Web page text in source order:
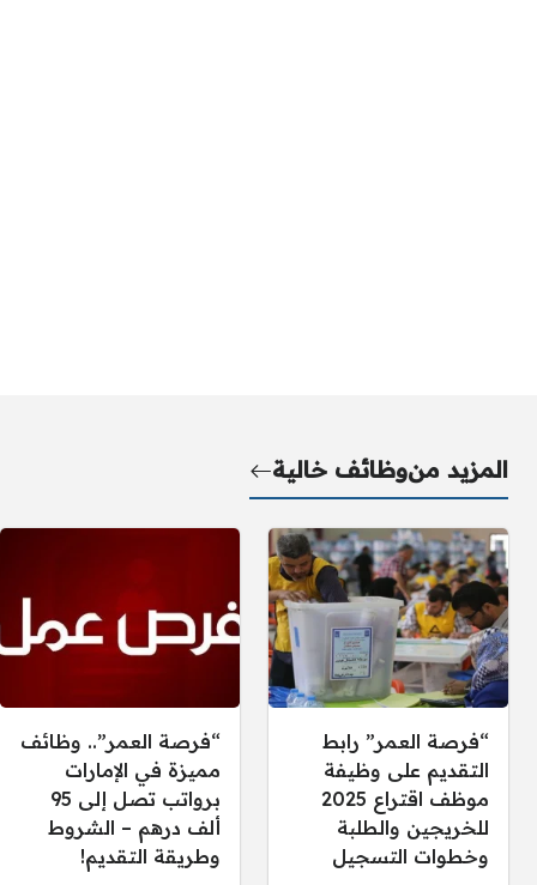
المزيد منوظائف خالية
“فرصة العمر” رابط
التقديم على وظيفة
موظف اقتراع 2025
للخريجين والطلبة
وخطوات التسجيل
“فرصة العمر”.. وظائف
مميزة في الإمارات
برواتب تصل إلى 95
ألف درهم – الشروط
وطريقة التقديم!